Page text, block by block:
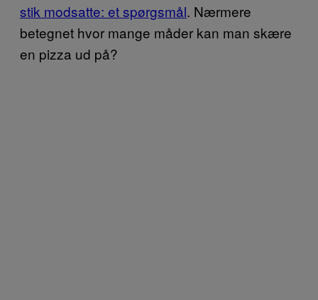
stik modsatte: et spørgsmål. Nærmere
betegnet hvor mange måder kan man skære
en pizza ud på?